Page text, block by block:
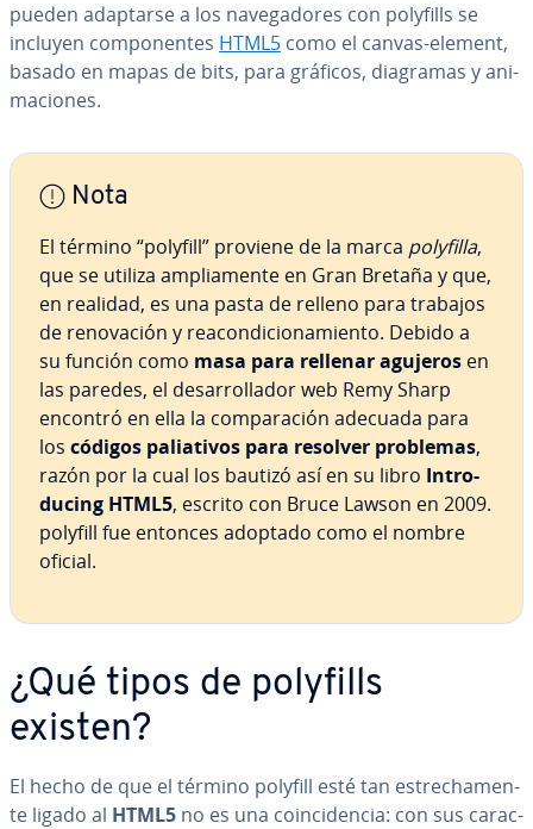
pueden adaptarse a los na­ve­ga­do­res con polyfills se
incluyen co­m­po­ne­n­tes HTML5 como el canvas-element,
basado en mapas de bits, para gráficos, diagramas y ani­
ma­cio­nes.
Nota
El término “polyfill” proviene de la marca polyfilla,
que se utiliza am­plia­me­n­te en Gran Bretaña y que,
en realidad, es una pasta de relleno para trabajos
de re­no­va­ción y re­aco­n­di­cio­na­mie­n­to. Debido a
su función como masa para rellenar agujeros en
las paredes, el de­sa­rro­lla­dor web Remy Sharp
encontró en ella la co­m­pa­ra­ción adecuada para
los códigos pa­lia­ti­vos para resolver problemas,
razón por la cual los bautizó así en su libro In­tro­
du­ci­ng HTML5, escrito con Bruce Lawson en 2009.
polyfill fue entonces adoptado como el nombre
oficial.
¿Qué tipos de polyfills
existen?
El hecho de que el término polyfill esté tan es­tre­cha­me­n­
te ligado al HTML5 no es una coin­ci­de­n­cia: con sus ca­ra­c­